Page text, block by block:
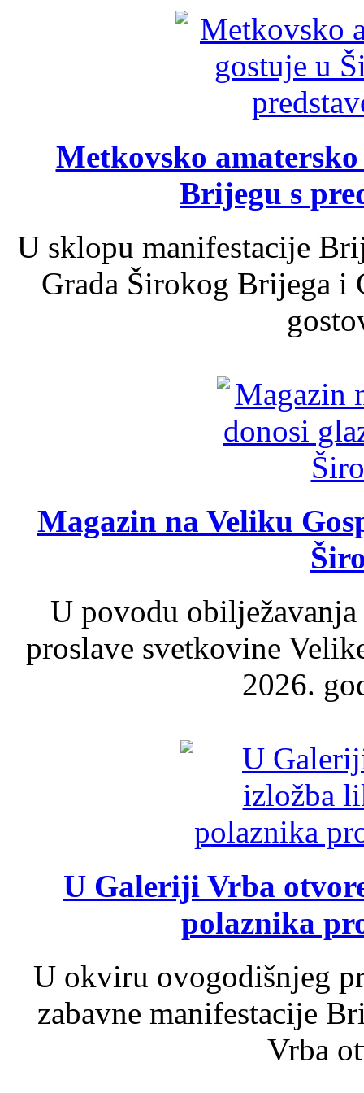
Metkovsko
Brijegu s
U sklopu manifestacije
Grada Širokog Brijega
Magazin na Veliku
U povodu
proslave svetkovine
2026.
U Galeriji Vrba
polaznika
U okviru ovogodišnjeg
zabavne manifestacije
Vrba